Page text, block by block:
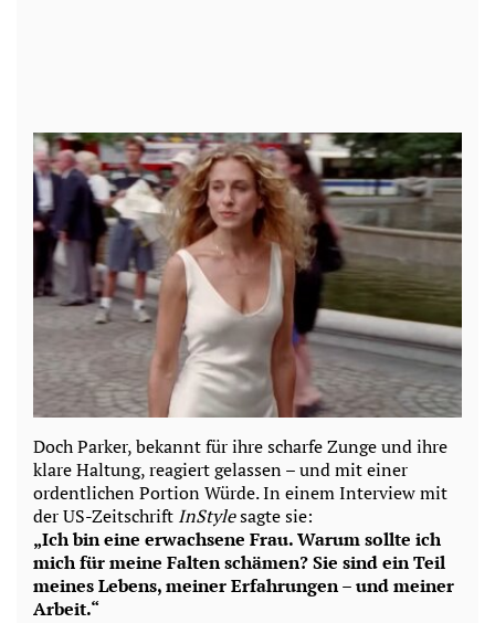
Doch Parker, bekannt für ihre scharfe Zunge und ihre
klare Haltung, reagiert gelassen – und mit einer
ordentlichen Portion Würde. In einem Interview mit
der US-Zeitschrift InStylesagte sie:
„Ich bin eine erwachsene Frau. Warum sollte ich
mich für meine Falten schämen? Sie sind ein Teil
meines Lebens, meiner Erfahrungen – und meiner
Arbeit.“